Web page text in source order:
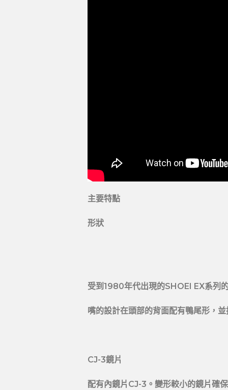
主要特點
形狀
受到1980年代出現的SHOEI EX系列
嘴的設計在頭部的背面配有鴨尾形，
CJ-3鏡片
配有內鏡片CJ-3。變形較小的鏡片確